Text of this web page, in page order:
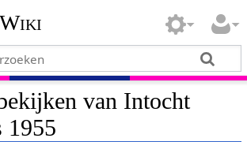
van Intocht
1955